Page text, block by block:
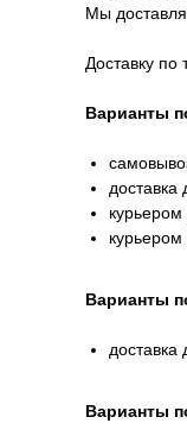
Мы
Доставку
Варианты
Варианты
Варианты